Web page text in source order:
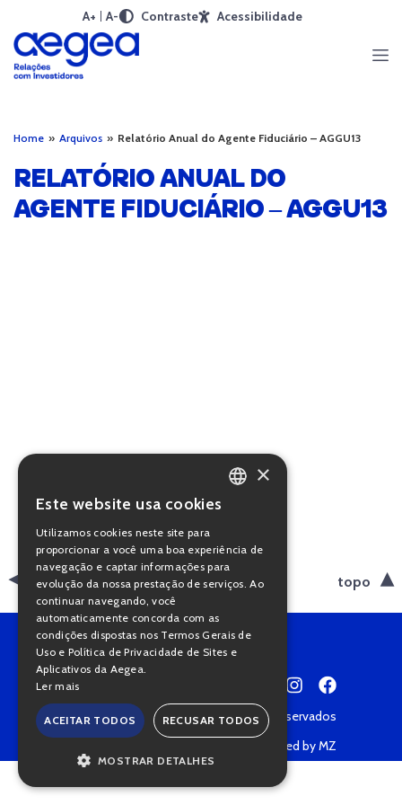
A+ A- Contraste Acessibilidade
Home » Arquivos » Relatório Anual do Agente Fiduciário – AGGU13
RELATÓRIO ANUAL DO
AGENTE FIDUCIÁRIO – AGGU13
voltar topo
Copyright © 2022 • Todos os direitos reservados
Powered by MZ
PORTUGUESE
×
Este website usa cookies
Utilizamos cookies neste site para
proporcionar a você uma boa experiência de
navegação e captar informações para
evolução da nossa prestação de serviços. Ao
continuar navegando, você
automaticamente concorda com as
condições dispostas nos Termos Gerais de
Uso e Política de Privacidade de Sites e
Aplicativos da Aegea.
Ler mais
ACEITAR TODOS RECUSAR TODOS
MOSTRAR DETALHES